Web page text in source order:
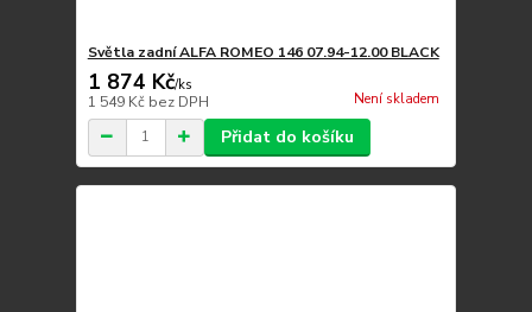
Světla zadní ALFA ROMEO 146 07.94-12.00 BLACK
1 874 Kč/ks
1 549 Kč bez DPH Není skladem
Přidat do košíku